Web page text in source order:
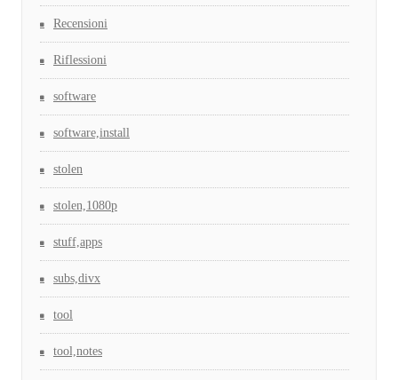
Recensioni
Riflessioni
software
software,install
stolen
stolen,1080p
stuff,apps
subs,divx
tool
tool,notes